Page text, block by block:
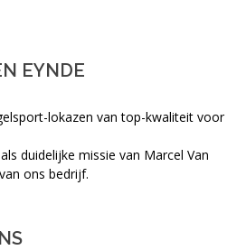
EYNDE
lokazen van top-kwaliteit voor
duidelijke missie van Marcel Van
ons bedrijf.